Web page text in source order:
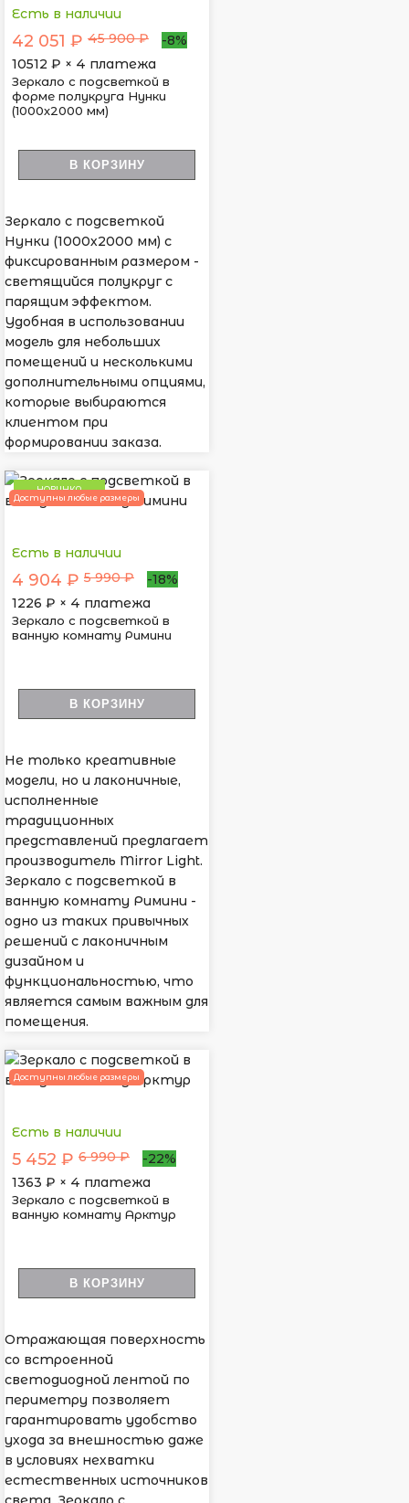
Есть в наличии
42 051 ₽ 45 900 ₽
-8%
10512 ₽ × 4 платежа
Зеркало с подсветкой в
форме полукруга Нунки
(1000х2000 мм)
В КОРЗИНУ
Зеркало с подсветкой
Нунки (1000х2000 мм) с
фиксированным размером -
светящийся полукруг с
парящим эффектом.
Удобная в использовании
модель для небольших
помещений и несколькими
дополнительными опциями,
которые выбираются
клиентом при
формировании заказа.
НОВИНКА
Доступны любые размеры
Есть в наличии
4 904 ₽ 5 990 ₽
-18%
1226 ₽ × 4 платежа
Зеркало с подсветкой в
ванную комнату Римини
В КОРЗИНУ
Не только креативные
модели, но и лаконичные,
исполненные
традиционных
представлений предлагает
производитель Mirror Light.
Зеркало с подсветкой в
ванную комнату Римини -
одно из таких привычных
решений с лаконичным
дизайном и
функциональностью, что
является самым важным для
помещения.
Доступны любые размеры
Есть в наличии
5 452 ₽ 6 990 ₽
-22%
1363 ₽ × 4 платежа
Зеркало с подсветкой в
ванную комнату Арктур
В КОРЗИНУ
Отражающая поверхность
со встроенной
светодиодной лентой по
периметру позволяет
гарантировать удобство
ухода за внешностью даже
в условиях нехватки
естественных источников